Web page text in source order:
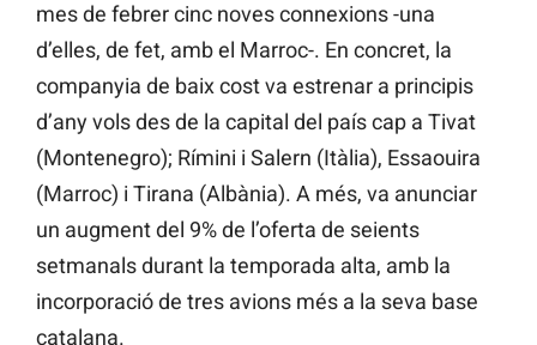
mes de febrer cinc noves connexions -una
d’elles, de fet, amb el Marroc-. En concret, la
companyia de baix cost va estrenar a principis
d’any vols des de la capital del país cap a Tivat
(Montenegro); Rímini i Salern (Itàlia), Essaouira
(Marroc) i Tirana (Albània). A més, va anunciar
un augment del 9% de l’oferta de seients
setmanals durant la temporada alta, amb la
incorporació de tres avions més a la seva base
catalana.